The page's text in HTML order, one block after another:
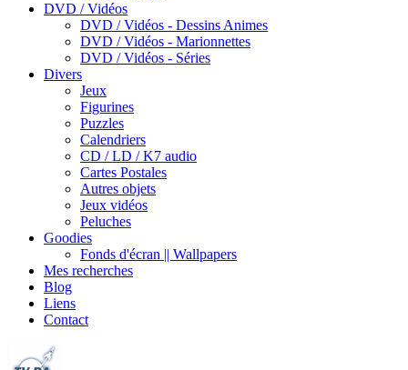
DVD / Vidéos
DVD / Vidéos - Dessins Animes
DVD / Vidéos - Marionnettes
DVD / Vidéos - Séries
Divers
Jeux
Figurines
Puzzles
Calendriers
CD / LD / K7 audio
Cartes Postales
Autres objets
Jeux vidéos
Peluches
Goodies
Fonds d'écran || Wallpapers
Mes recherches
Blog
Liens
Contact